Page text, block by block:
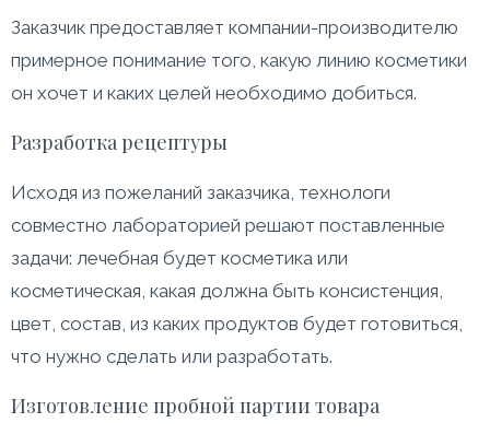
Заказчик предоставляет компании-производителю
примерное понимание того, какую линию косметики
он хочет и каких целей необходимо добиться.
Разработка рецептуры
Исходя из пожеланий заказчика, технологи
совместно лабораторией решают поставленные
задачи: лечебная будет косметика или
косметическая, какая должна быть консистенция,
цвет, состав, из каких продуктов будет готовиться,
что нужно сделать или разработать.
Изготовление пробной партии товара